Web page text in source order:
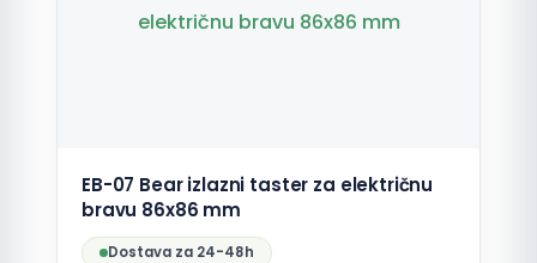
EB-07 Bear izlazni taster za električnu
bravu 86x86 mm
Dostava za 24-48h